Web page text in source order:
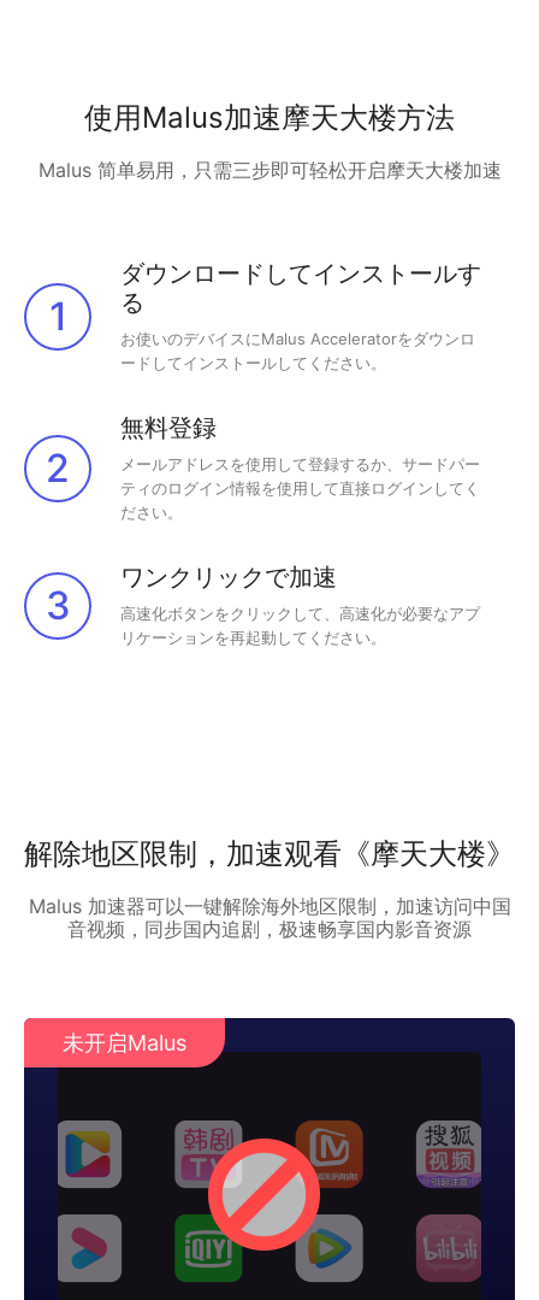
使用Malus加速摩天大楼方法
Malus 简单易用，只需三步即可轻松开启摩天大楼加速
1
ダウンロードしてインストールす
る
お使いのデバイスにMalus Acceleratorをダウンロ
ードしてインストールしてください。
2
無料登録
メールアドレスを使用して登録するか、サードパー
ティのログイン情報を使用して直接ログインしてく
ださい。
3
ワンクリックで加速
高速化ボタンをクリックして、高速化が必要なアプ
リケーションを再起動してください。
解除地区限制，加速观看《摩天大楼》
Malus 加速器可以一键解除海外地区限制，加速访问中国
音视频，同步国内追剧，极速畅享国内影音资源
未开启Malus